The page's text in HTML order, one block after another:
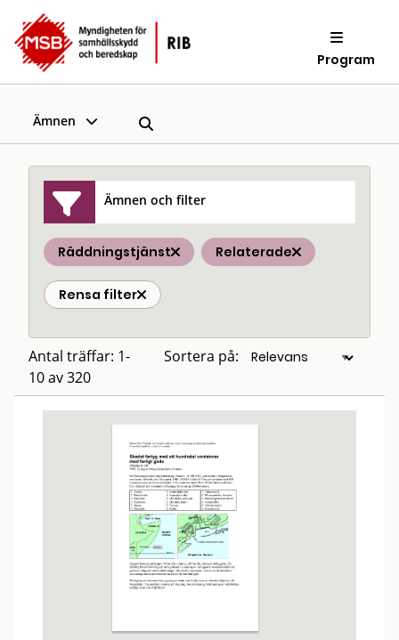
Program
Ämnen
Ämnen och filter
Räddningstjänst Relaterade
Rensa filter
Antal träffar: 1-
10 av 320
Sortera på: